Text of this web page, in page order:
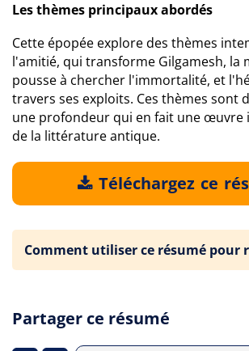
Les thèmes principaux abordés
Cette épopée explore des thèmes
l'amitié, qui transforme Gilgamesh, la
pousse à chercher l'immortalité, et
travers ses exploits. Ces thèmes sont
une profondeur qui en fait une œuvre
de la littérature antique.
Téléchargez ce
Comment utiliser ce résumé pour
Partager ce résumé